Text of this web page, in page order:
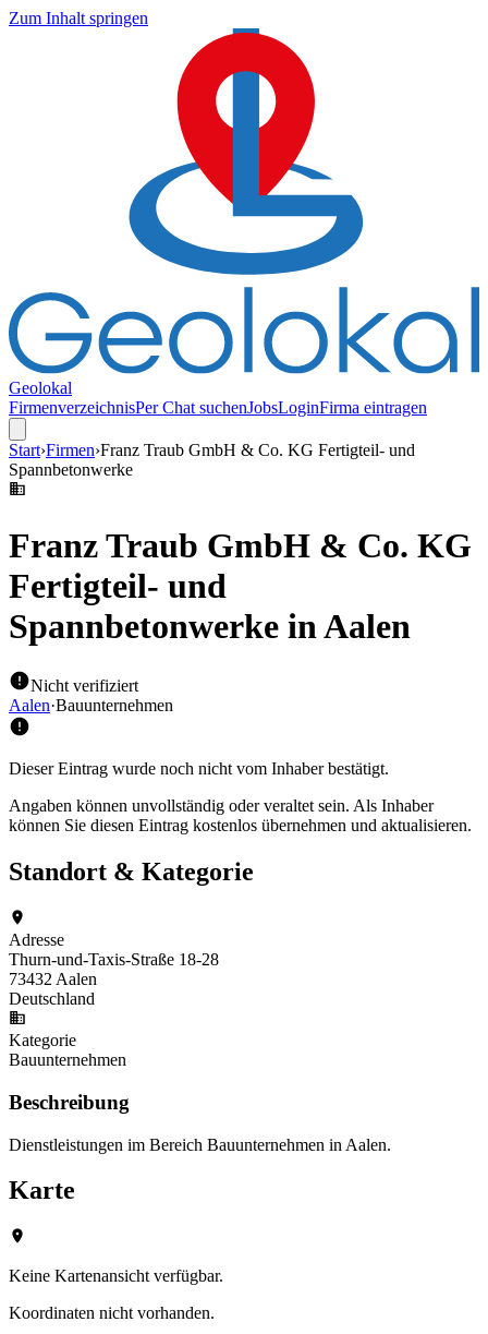
Zum Inhalt springen
Geolokal
FirmenverzeichnisPer Chat suchenJobsLoginFirma eintragen
Start›Firmen›Franz Traub GmbH & Co. KG Fertigteil- und
Spannbetonwerke
Franz Traub GmbH & Co. KG
Fertigteil- und
Spannbetonwerke in Aalen
Nicht verifiziert
Aalen·Bauunternehmen
Dieser Eintrag wurde noch nicht vom Inhaber bestätigt.
Angaben können unvollständig oder veraltet sein. Als Inhaber
können Sie diesen Eintrag kostenlos übernehmen und aktualisieren.
Standort & Kategorie
Adresse
Thurn-und-Taxis-Straße 18-28
73432 Aalen
Deutschland
Kategorie
Bauunternehmen
Beschreibung
Dienstleistungen im Bereich Bauunternehmen in Aalen.
Karte
Keine Kartenansicht verfügbar.
Koordinaten nicht vorhanden.